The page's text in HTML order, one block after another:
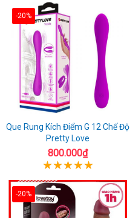
-20%
Que Rung Kích Điểm G 12 Chế Độ
Pretty Love
800.000₫
-20%